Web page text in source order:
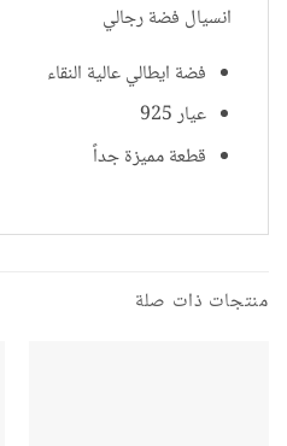
انسيال فضة رجالي
فضة ايطالي عالية النقاء
عيار 925
قطعة مميزة جداً
منتجات ذات صلة